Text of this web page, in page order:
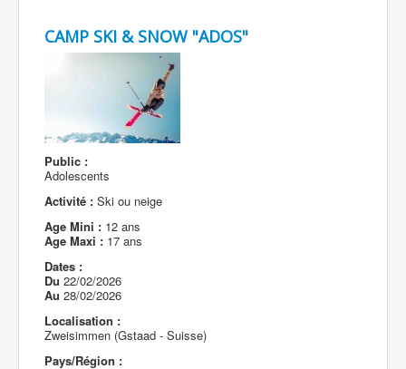
CAMP SKI & SNOW "ADOS"
Public :
Adolescents
Activité : Ski ou neige
Age Mini : 12 ans
Age Maxi : 17 ans
Dates :
Du 22/02/2026
Au 28/02/2026
Localisation :
Zweisimmen (Gstaad - Suisse)
Pays/Région :